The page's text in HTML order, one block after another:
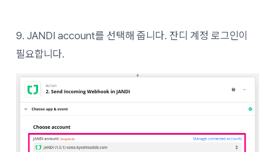
9. JANDI account를 선택해 줍니다. 잔디 계정 로그인이
필요합니다.